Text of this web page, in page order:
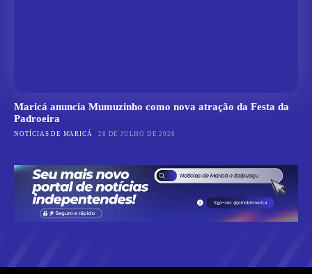
Maricá anuncia Mumuzinho como nova atração da Festa da
Padroeira
NOTÍCIAS DE MARICÁ 28 DE JULHO DE 2026